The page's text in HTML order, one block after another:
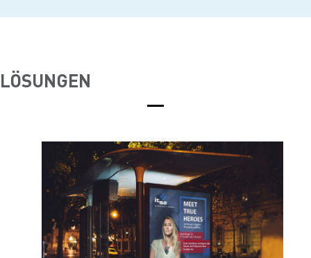
LÖSUNGEN